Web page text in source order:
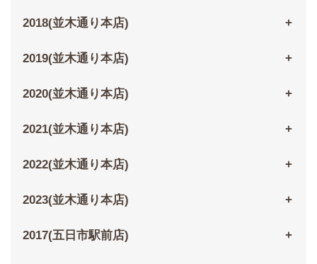
2018(並木通り本店)
2019(並木通り本店)
2020(並木通り本店)
2021(並木通り本店)
2022(並木通り本店)
2023(並木通り本店)
2017(五日市駅前店)